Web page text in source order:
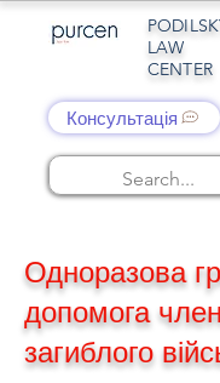
LAW
CENTER
Консультація
Одноразова
допомога
загиблого